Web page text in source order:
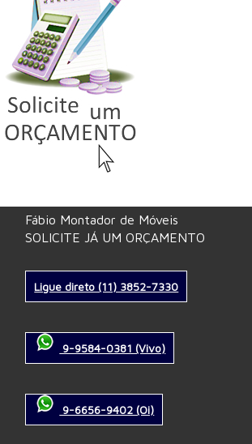
Fábio Montador de Móveis
SOLICITE JÁ UM ORÇAMENTO
Ligue direto (11) 3852-7330
9-9584-0381 (Vivo)
9-6656-9402 (Oi)